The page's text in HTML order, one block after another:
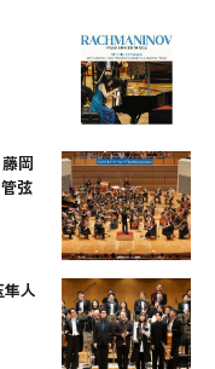
岡
弦
人